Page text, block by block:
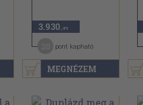
MEGNÉZEM
3.930 ,-Ft
pont kapható